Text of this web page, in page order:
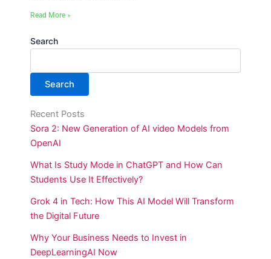
Read More »
Search
Search
Recent Posts
Sora 2: New Generation of AI video Models from
OpenAI
What Is Study Mode in ChatGPT and How Can
Students Use It Effectively?
Grok 4 in Tech: How This AI Model Will Transform
the Digital Future
Why Your Business Needs to Invest in
DeepLearningAI Now